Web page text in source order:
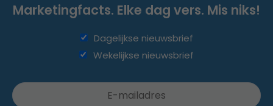
Marketingfacts. Elke dag vers. Mis niks!
Dagelijkse nieuwsbrief
Wekelijkse nieuwsbrief